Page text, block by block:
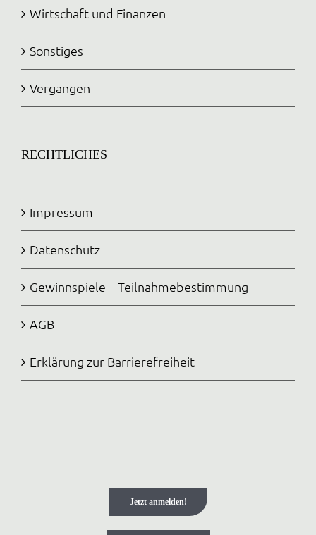
Wirtschaft und Finanzen
Sonstiges
Vergangen
RECHTLICHES
Impressum
Datenschutz
Gewinnspiele – Teilnahmebestimmung
AGB
Erklärung zur Barrierefreiheit
Jetzt anmelden!